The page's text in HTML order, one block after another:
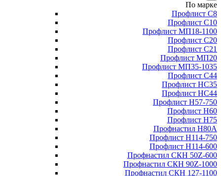
По марке
Профлист С8
Профлист С10
Профлист МП18-1100
Профлист С20
Профлист С21
Профлист МП20
Профлист МП35-1035
Профлист С44
Профлист НС35
Профлист НС44
Профлист Н57-750
Профлист Н60
Профлист Н75
Профнастил Н80А
Профлист Н114-750
Профлист Н114-600
Профнастил СКН 50Z-600
Профнастил СКН 90Z-1000
Профнастил СКН 127-1100